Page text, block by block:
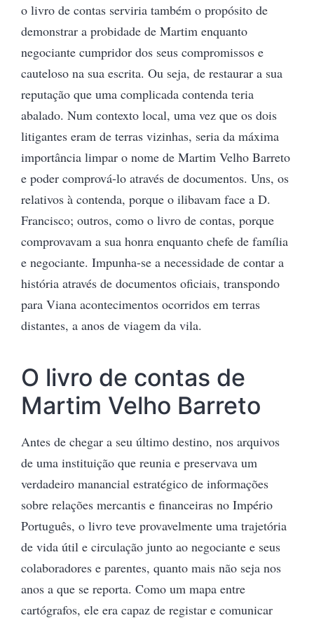
o livro de contas serviria também o propósito de
demonstrar a probidade de Martim enquanto
negociante cumpridor dos seus compromissos e
cauteloso na sua escrita. Ou seja, de restaurar a sua
reputação que uma complicada contenda teria
abalado. Num contexto local, uma vez que os dois
litigantes eram de terras vizinhas, seria da máxima
importância limpar o nome de Martim Velho Barreto
e poder comprová-lo através de documentos. Uns, os
relativos à contenda, porque o ilibavam face a D.
Francisco; outros, como o livro de contas, porque
comprovavam a sua honra enquanto chefe de família
e negociante. Impunha-se a necessidade de contar a
história através de documentos oficiais, transpondo
para Viana acontecimentos ocorridos em terras
distantes, a anos de viagem da vila.
O livro de contas de
Martim Velho Barreto
Antes de chegar a seu último destino, nos arquivos
de uma instituição que reunia e preservava um
verdadeiro manancial estratégico de informações
sobre relações mercantis e financeiras no Império
Português, o livro teve provavelmente uma trajetória
de vida útil e circulação junto ao negociante e seus
colaboradores e parentes, quanto mais não seja nos
anos a que se reporta. Como um mapa entre
cartógrafos, ele era capaz de registar e comunicar